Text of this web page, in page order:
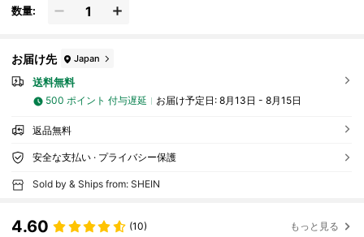
数量:
お届け先 Japan
送料無料
500 ポイント 付与遅延 お届け予定日: 8月13日 - 8月15日
返品無料
安全な支払い · プライバシー保護
Sold by & Ships from: SHEIN
4.60 (10) もっと見る